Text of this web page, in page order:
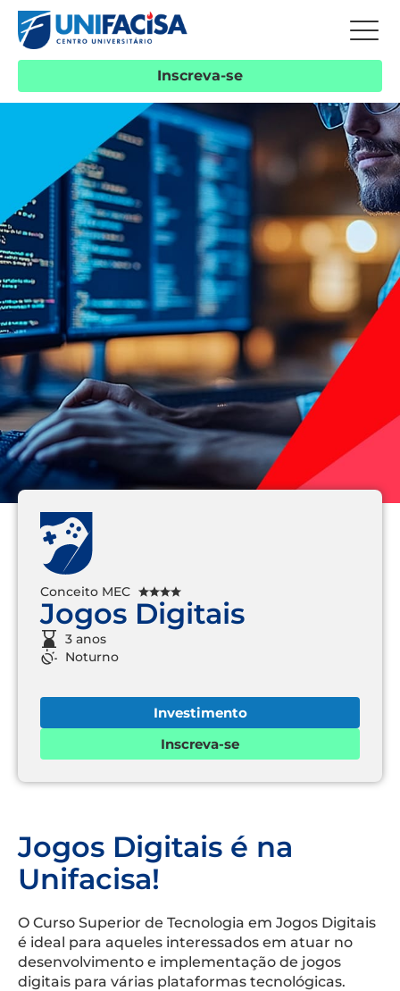
Inscreva-se
Conceito MEC
Jogos Digitais
3 anos
Noturno
Investimento
Inscreva-se
Jogos Digitais é na
Unifacisa!
O Curso Superior de Tecnologia em Jogos Digitais
é ideal para aqueles interessados em atuar no
desenvolvimento e implementação de jogos
digitais para várias plataformas tecnológicas.